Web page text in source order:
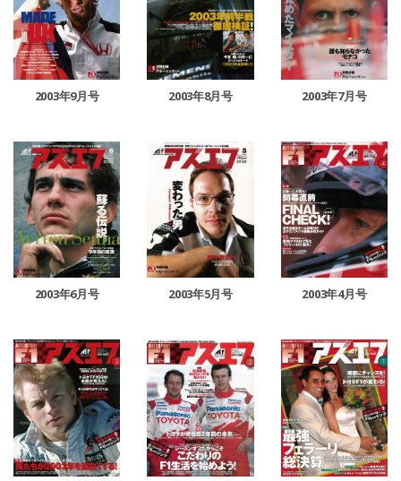
2003年9月号 2003年8月号 2003年7月号
2003年6月号 2003年5月号 2003年4月号